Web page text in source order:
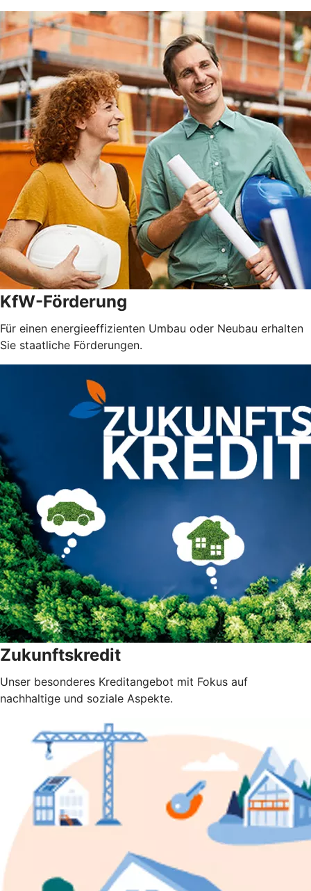
KfW-Förderung
Für einen energieeffizienten Umbau oder Neubau erhalten
Sie staatliche Förderungen.
Zukunftskredit
Unser besonderes Kreditangebot mit Fokus auf
nachhaltige und soziale Aspekte.